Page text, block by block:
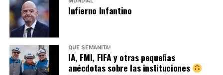
Infierno Infantino
QUÉ SEMANITA!
IA, FMI, FIFA y otras pequeñas
anécdotas sobre las instituciones